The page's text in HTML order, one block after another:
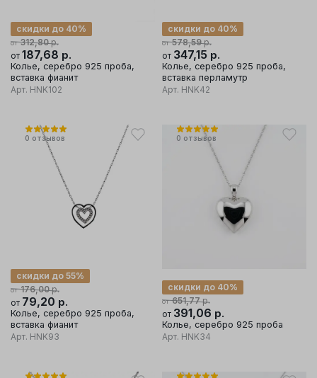
от 312,80р.
скидки до 40%
от 187,68 р.
Колье, серебро 925 проба,
вставка фианит
Арт. HNK102
от 578,59р.
скидки до 40%
от 347,15 р.
Колье, серебро 925 проба,
вставка перламутр
Арт. HNK42
0 отзывов
от 176,00р.
скидки до 55%
от 79,20 р.
Колье, серебро 925 проба,
вставка фианит
Арт. HNK93
0 отзывов
от 651,77р.
скидки до 40%
от 391,06 р.
Колье, серебро 925 проба
Арт. HNK34